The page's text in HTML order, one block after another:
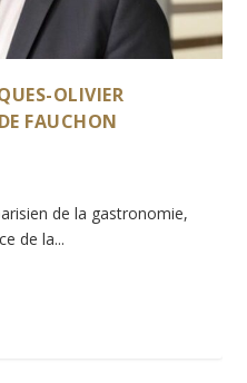
OLIVIER
FAUCHON
de la gastronomie,
de la...